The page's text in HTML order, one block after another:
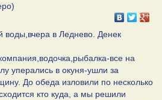
воды,вчера в Леднево. Денек
все на
уперались в окуня-ушли за
До обеда изловили по несколько
кто куда, а мы решили